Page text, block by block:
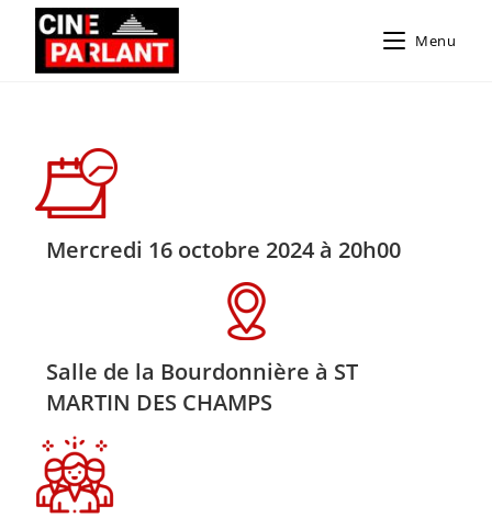
Menu
Mercredi 16 octobre 2024 à 20h00
Salle de la Bourdonnière à ST
MARTIN DES CHAMPS